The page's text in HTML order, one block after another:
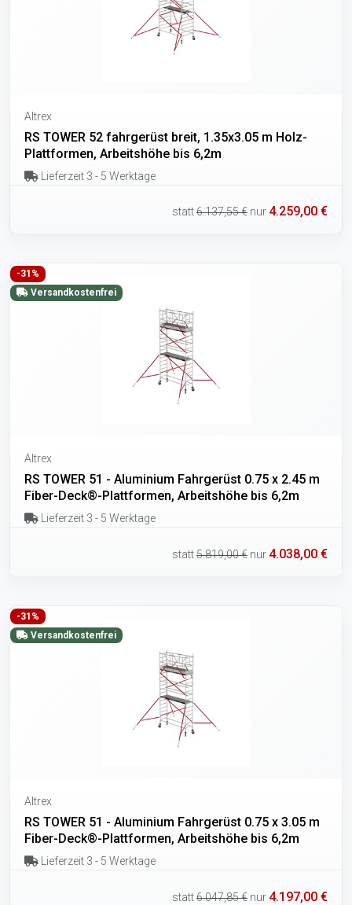
Altrex
RS TOWER 52 fahrgerüst breit, 1.35x3.05 m Holz-
Plattformen, Arbeitshöhe bis 6,2m
Lieferzeit 3 - 5 Werktage
statt6.137,55 € nur 4.259,00 €
-31%
Versandkostenfrei
Altrex
RS TOWER 51 - Aluminium Fahrgerüst 0.75 x 2.45 m
Fiber-Deck®-Plattformen, Arbeitshöhe bis 6,2m
Lieferzeit 3 - 5 Werktage
statt5.819,00 € nur 4.038,00 €
-31%
Versandkostenfrei
Altrex
RS TOWER 51 - Aluminium Fahrgerüst 0.75 x 3.05 m
Fiber-Deck®-Plattformen, Arbeitshöhe bis 6,2m
Lieferzeit 3 - 5 Werktage
statt6.047,85 € nur 4.197,00 €